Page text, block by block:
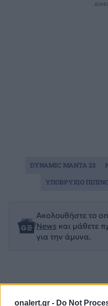
onalert.gr - Do Not
Διάβασε επίσης
Ακολουθήστε το
News και μάθετε
για την άμυνα.
DYNAMIC MANTA 23
ΥΠΟΒΡΥΧΙΟ